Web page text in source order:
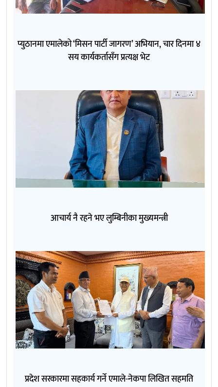
प्युठानमा एमालेको ‘मिसन पार्टी जागरण’ अभियान, चार दिनमा ४
सय कार्यकर्तासँग प्रत्यक्ष भेट
आचार्य नै रहने भए लुम्बिनीका मुख्यमन्त्री
प्रदेश सरकारमा सहकार्य गर्ने एमाले-नेकपा लिखित सहमति